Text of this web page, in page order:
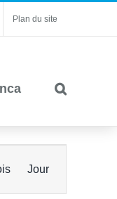
Plan du site
Jour